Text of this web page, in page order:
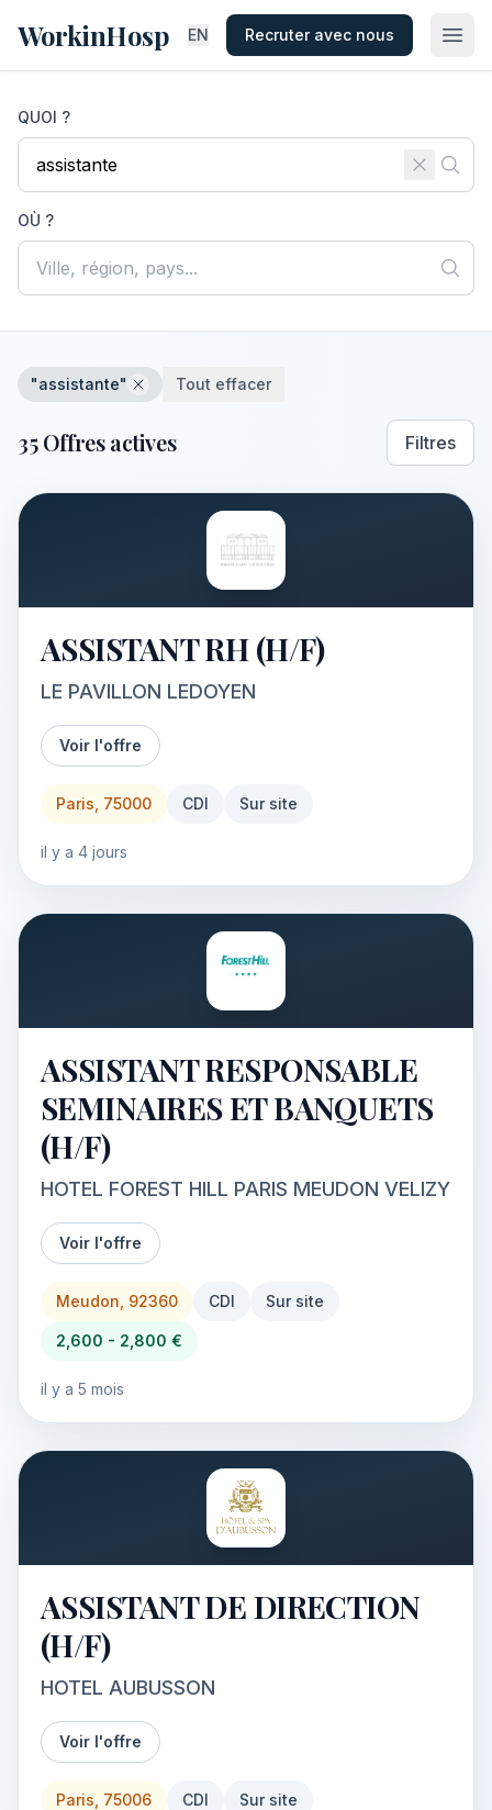
WorkinHosp EN Recruter avec nous
QUOI ?
OÙ ?
"assistante" Tout effacer
35 Offres actives Filtres
ASSISTANT RH (H/F)
LE PAVILLON LEDOYEN
Voir l'offre
Paris, 75000 CDI Sur site
il y a 4 jours
ASSISTANT RESPONSABLE
SEMINAIRES ET BANQUETS
(H/F)
HOTEL FOREST HILL PARIS MEUDON VELIZY
Voir l'offre
Meudon, 92360 CDI Sur site
2,600 - 2,800 €
il y a 5 mois
ASSISTANT DE DIRECTION
(H/F)
HOTEL AUBUSSON
Voir l'offre
Paris, 75006 CDI Sur site